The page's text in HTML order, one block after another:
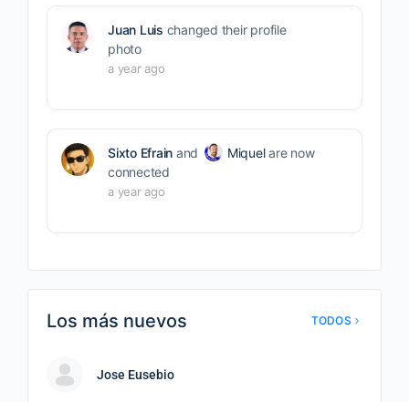
Juan Luis changed their profile
photo
a year ago
Sixto Efrain and Miquelare now
connected
a year ago
Los más nuevos TODOS
Jose Eusebio